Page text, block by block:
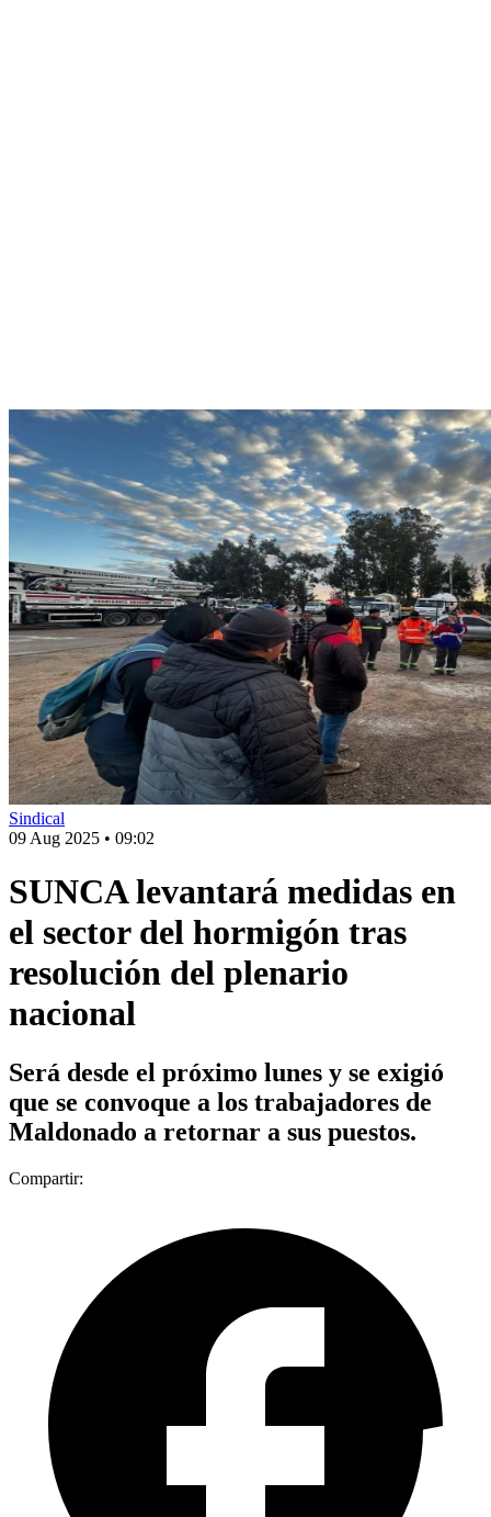
Sindical
09 Aug 2025 • 09:02
SUNCA levantará medidas en
el sector del hormigón tras
resolución del plenario
nacional
Será desde el próximo lunes y se exigió
que se convoque a los trabajadores de
Maldonado a retornar a sus puestos.
Compartir: